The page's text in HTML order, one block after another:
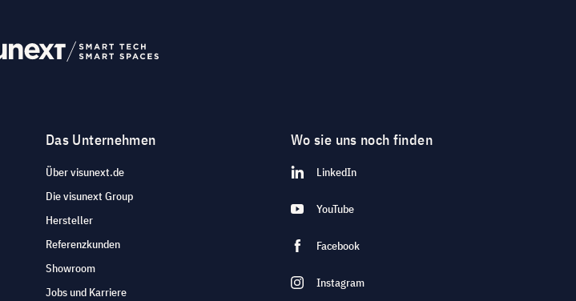
Das Unternehmen
Über visunext.de
Die visunext Group
Hersteller
Referenzkunden
Showroom
Jobs und Karriere
Wo sie uns noch finden
LinkedIn
YouTube
Facebook
Instagram